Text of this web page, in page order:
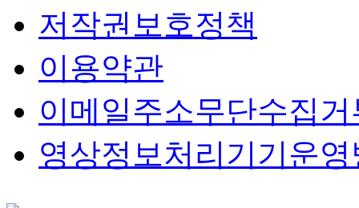
저작권보호정책
이용약관
이메일주소무단수집거
영상정보처리기기운